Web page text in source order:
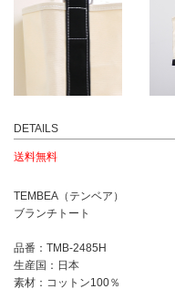
DETAILS
送料無料
TEMBEA（テンベア）
ブランチトート
品番：TMB-2485H
生産国：日本
素材：コットン100％